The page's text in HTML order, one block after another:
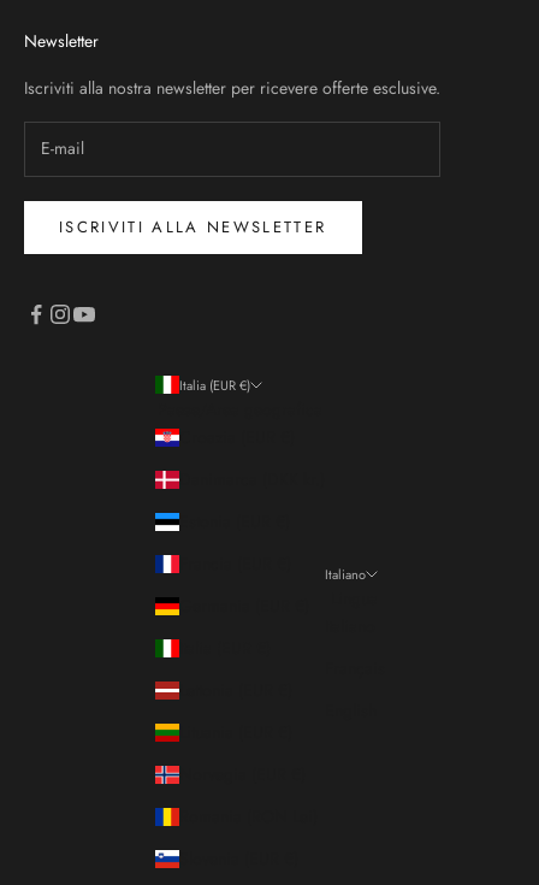
Newsletter
Iscriviti alla nostra newsletter per ricevere offerte esclusive.
ISCRIVITI ALLA NEWSLETTER
Italia (EUR €)
Croazia (EUR €)
Danimarca (DKK kr.)
Estonia (EUR €)
Francia (EUR €)
Germania (EUR €)
Italia (EUR €)
Lettonia (EUR €)
Lituania (EUR €)
Norvegia (EUR €)
Romania (RON Lei)
Slovenia (EUR €)
Italiano